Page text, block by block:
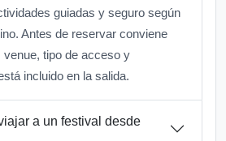
guiadas y seguro según
Antes de reservar conviene
tipo de acceso y
incluido en la salida.
a un festival desde